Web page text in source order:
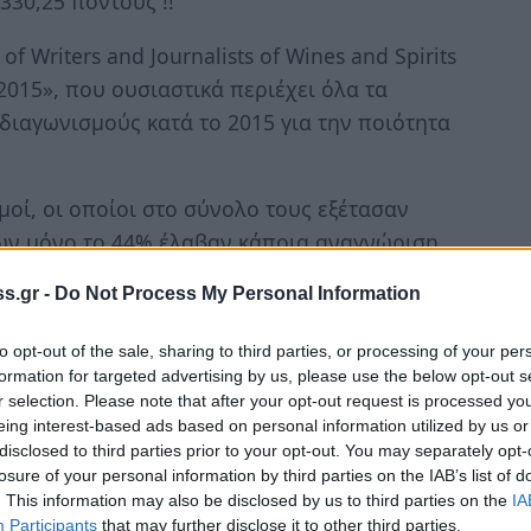
- Do Not Process My Personal Information
opt-out of the sale, sharing to third parties, or processing of your
for targeted advertising by us, please use the below opt-out
selection. Please note that after your opt-out request is processed
interest-based ads based on personal information utilized by us
to third parties prior to your opt-out. You may separately
of your personal information by third parties on the IAB’s list of
This information may also be disclosed by us to third parties on the
Participants that may further disclose it to other third parties.
Writers and Journalists of Wines and Spirits
που ουσιαστικά περιέχει όλα τα
κατά το 2015 για την ποιότητα
οι οποίοι στο σύνολο τους εξέτασαν
μόνο το 44% έλαβαν κάποια αναγνώριση,
εν λόγω διαγωνισμούς 36 χώρες
2015 !!
βρέθηκαν στην 4η θέση του
παγκόσμια λίστα του έγκριτου EvooWR
και 2 έλληνες παραγωγοί γεγονός που
στο TOP 100 ανάμεσα σε εταιρείες